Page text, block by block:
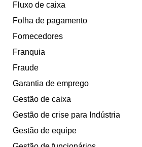
Fluxo de caixa
Folha de pagamento
Fornecedores
Franquia
Fraude
Garantia de emprego
Gestão de caixa
Gestão de crise para Indústria
Gestão de equipe